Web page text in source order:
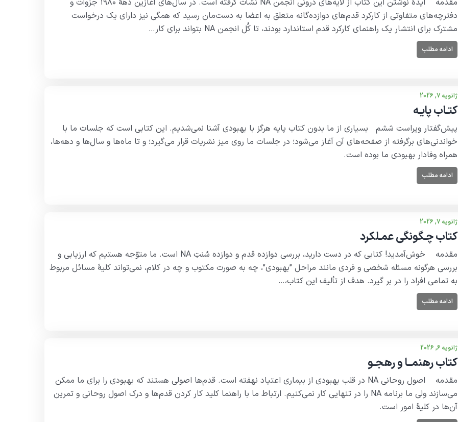
مقدمه ایدهٔ نوشتن این کتاب از لایه‌های درونی انجمن NA نشأت گرفته است. در سال‌های آغازین دههٔ ۱۹۸۰ جزوات و
دفترچه‌های متفاوتی از کارکرد قدم‌های دوازده‌گانه متعلق به اعضا به دست‌مان رسید که همگی نیز دارای یک درخواست
مشترک برای انتشار یک راهنمای کارکرد قدم استاندارد بودند، تا کُل انجمن NA بتواند برای کار…
ادامه مطلب
ژانویه 7, 2026
کتـاب پایـه
پیش‌گفتار ویراست ششم بسیاری از ما بدون کتاب پایه هرگز با بهبودی آشنا نمی‌شدیم. این کتابی است که جلسات ما با
خواندنی‌های برگرفته از صفحه‌های آن آغاز می‌شود؛ در جلسات ما روی میز نشریات قرار می‌گیرد؛ و تا ما‌ه‌ها و سال‌ها و دهه‌ها،
همراه وفادار بهبودی ما بوده است.
ادامه مطلب
ژانویه 7, 2026
کتاب چـگونگی عمـلکرد
مقدمه خوش‌آمدید! کتابی که در دست دارید، بررسی دوازده قدم و دوازده سُنتِ NA است. ما متوّجه هستیم که ارزیابی و
بررسی هرگونه مسئله شخصی و فردی مانند مراحل ”بهبودی”، چه به صورت مکتوب و چه در کلام، نمی‌تواند کلیهٔ مسائل مربوط
به تمامی افراد را در بر گیرد. هدف از تألیف این کتاب،…
ادامه مطلب
ژانویه 6, 2026
کتاب رهنمــا و رهجـو
مقدمه اصول روحانی NA در قلب بهبودی از بیماری اعتیاد نهفته است. قدم‌ها اصولی هستند که بهبودی را برای ما ممکن
می‌سازند ولی ما برنامه NA را در تنهایی کار نمی‌کنیم. ارتباط ما با راهنما کلید کار کردن قدم‌ها و درک اصول روحانی و تمرین
آن‌ها در کلیهٔ امور است.